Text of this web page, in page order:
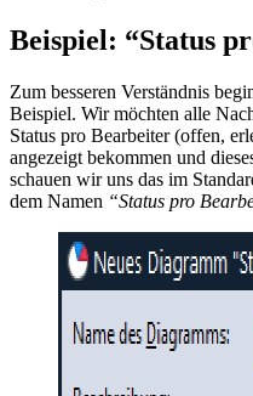
Beispiel: “Status
Zum besseren Verständnis
Beispiel. Wir möchten alle
Status pro Bearbeiter (offen,
angezeigt bekommen und
schauen wir uns das im
dem Namen “Status pro